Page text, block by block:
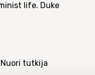
life. Duke
Nuori tutkija